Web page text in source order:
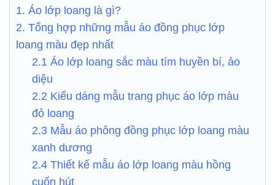
1. Áo lớp loang là gì?
2. Tổng hợp những mẫu áo đồng phục lớp
loang màu đẹp nhất
2.1 Áo lớp loang sắc màu tím huyền bí, ảo
diệu
2.2 Kiểu dáng mẫu trang phục áo lớp màu
đỏ loang
2.3 Mẫu áo phông đồng phục lớp loang màu
xanh dương
2.4 Thiết kế mẫu áo lớp loang màu hồng
cuốn hút